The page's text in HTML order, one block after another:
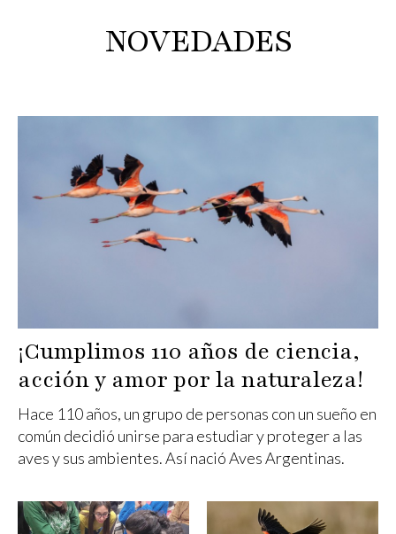
NOVEDADES
¡Cumplimos 110 años de ciencia,
acción y amor por la naturaleza!
Hace 110 años, un grupo de personas con un sueño en
común decidió unirse para estudiar y proteger a las
aves y sus ambientes. Así nació Aves Argentinas.